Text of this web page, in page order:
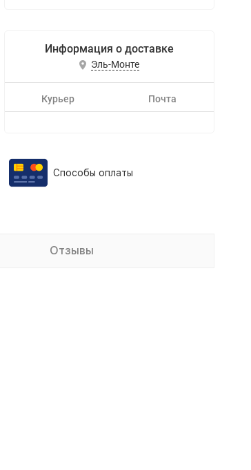
Информация о доставке
Эль-Монте
Курьер Почта
Способы оплаты
Отзывы